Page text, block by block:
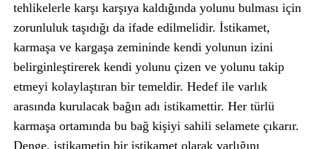
tehlikelerle karşı karşıya kaldığında yolunu bulması için
zorunluluk taşıdığı da ifade edilmelidir. İstikamet,
karmaşa ve kargaşa zemininde kendi yolunun izini
belirginleştirerek kendi yolunu çizen ve yolunu takip
etmeyi kolaylaştıran bir temeldir. Hedef ile varlık
arasında kurulacak bağın adı istikamettir. Her türlü
karmaşa ortamında bu bağ kişiyi sahili selamete çıkarır.
Denge, istikametin bir istikamet olarak varlığını